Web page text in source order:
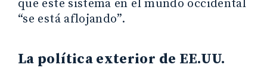
que este sistema en el mundo occidental
“se está aflojando”.
La política exterior de EE.UU.